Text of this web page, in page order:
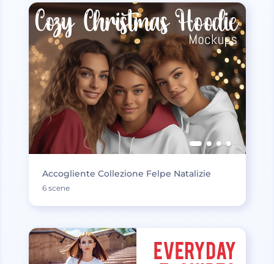
Accogliente Collezione Felpe Natalizie
6 scene